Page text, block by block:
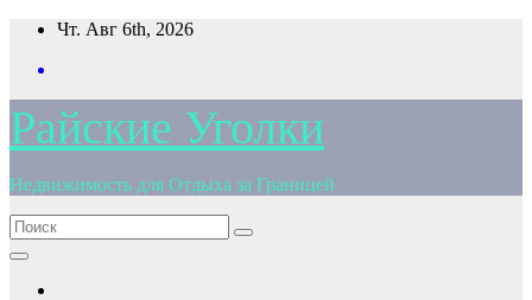
Перейти
содержимому
Чт. Авг 6th, 2026
Райские Уголки
Недвижимость для Отдыха за Границей